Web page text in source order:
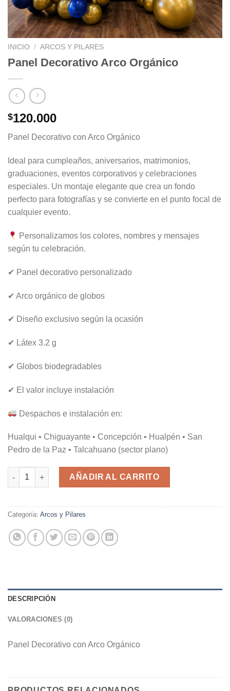
INICIO / ARCOS Y PILARES
Panel Decorativo Arco Orgánico
$120.000
Panel Decorativo con Arco Orgánico
Ideal para cumpleaños, aniversarios, matrimonios,
graduaciones, eventos corporativos y celebraciones
especiales. Un montaje elegante que crea un fondo
perfecto para fotografías y se convierte en el punto focal de
cualquier evento.
Personalizamos los colores, nombres y mensajes
según tu celebración.
✔ Panel decorativo personalizado
✔ Arco orgánico de globos
✔ Diseño exclusivo según la ocasión
✔ Látex 3.2 g
✔ Globos biodegradables
✔ El valor incluye instalación
Despachos e instalación en:
Hualqui • Chiguayante • Concepción • Hualpén • San
Pedro de la Paz • Talcahuano (sector plano)
Panel Decorativo Arco Orgánico cantidad
AÑADIR AL CARRITO
Categoría: Arcos y Pilares
DESCRIPCIÓN
VALORACIONES (0)
Panel Decorativo con Arco Orgánico